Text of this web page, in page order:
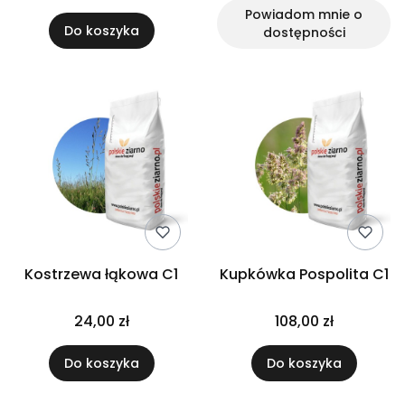
Do koszyka
Powiadom mnie o
dostępności
Kostrzewa łąkowa C1
24,00 zł
Do koszyka
Kupkówka Pospolita C1
108,00 zł
Do koszyka